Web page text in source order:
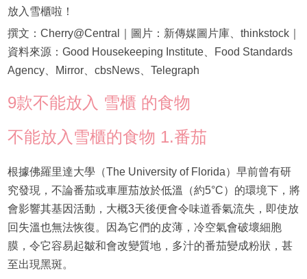
放入雪櫃啦！
撰文：Cherry@Central｜圖片：新傳媒圖片庫、thinkstock｜
資料來源：Good Housekeeping Institute、Food Standards
Agency、Mirror、cbsNews、Telegraph
9款不能放入 雪櫃 的食物
不能放入雪櫃的食物 1.番茄
根據佛羅里達大學（The University of Florida）早前曾有研
究發現，不論番茄或車厘茄放於低溫（約5°C）的環境下，將
會影響其基因活動，大概3天後便會令味道香氣流失，即使放
回失溫也無法恢復。因為它們的皮薄，冷空氣會破壞細胞
膜，令它容易起皺和會改變質地，多汁的番茄變成粉狀，甚
至出現黑斑。